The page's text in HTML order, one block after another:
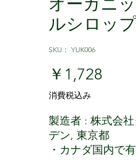
ルシロッ
SKU： YUK006
￥1,728
消費税込み
製造者 : 株式会
デン, 東京都
・カナダ国内で